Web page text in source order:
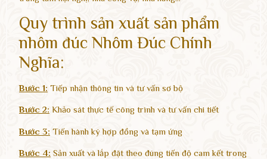
Quy trình sản xuất sản phẩm
nhôm đúc Nhôm Đúc Chính
Nghĩa:
Bước 1: Tiếp nhận thông tin và tư vấn sơ bộ
Bước 2: Khảo sát thực tế công trình và tư vấn chi tiết
Bước 3: Tiến hành ký hợp đồng và tạm ứng
Bước 4: Sản xuất và lắp đặt theo đúng tiến độ cam kết trong